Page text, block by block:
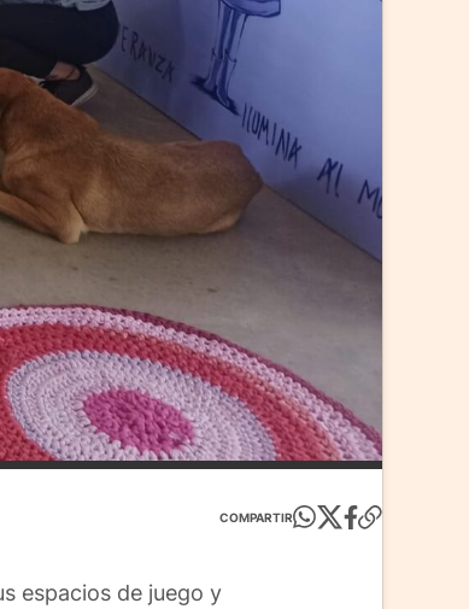
COMPARTIR
espacios de juego y